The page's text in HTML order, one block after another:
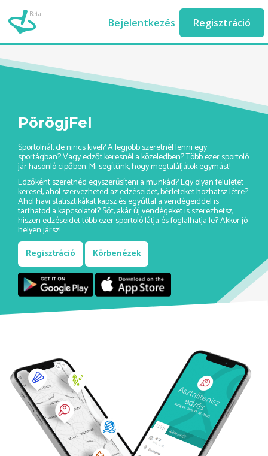
Beta
Bejelentkezés Regisztráció
poker-ashburn//
PörögjFel
Sportolnál, de nincs kivel? A legjobb szeretnél lenni egy
sportágban? Vagy edzőt keresnél a közeledben? Több ezer sportoló
jár hasonló cipőben. Mi segítünk, hogy megtaláljátok egymást!
Edzőként szeretnéd egyszerűsíteni a munkád? Egy olyan felületet
keresel, ahol szervezheted az edzéseidet, bérleteket hozhatsz létre?
Ahol havi statisztikákat kapsz és egyúttal a vendégeiddel is
tarthatod a kapcsolatot? Sőt, akár új vendégeket is szerezhetsz,
hiszen edzéseidet több ezer sportoló látja és foglalhatja le? Akkor jó
helyen jársz!
Regisztráció
Körbenézek